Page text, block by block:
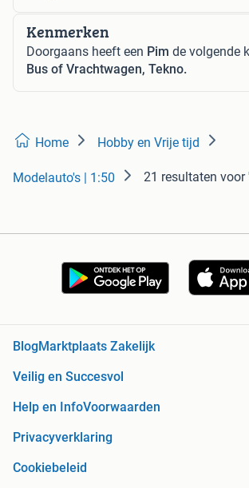
Kenmerken
Doorgaans heeft een Pim de volgende
Bus of Vrachtwagen, Tekno.
Home Hobby en Vrije tijd
Modelauto's | 1:50 21 resultaten voor
BlogMarktplaats Zakelijk
Veilig en Succesvol
Help en InfoVoorwaarden
Privacyverklaring
Cookiebeleid